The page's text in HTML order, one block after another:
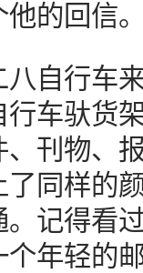
他的回信
行车来
车驮货
刊物、
同样的
记得看
年轻的